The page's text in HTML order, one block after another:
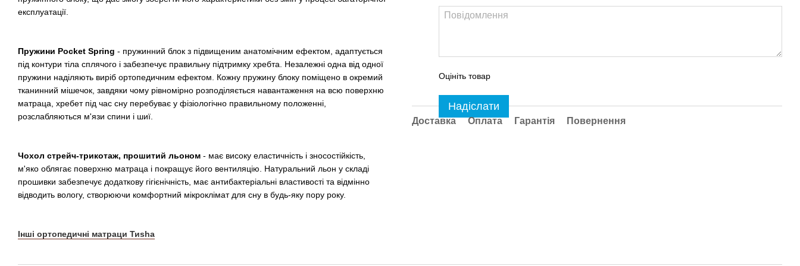
експлуатації.
Пружини Pocket Spring - пружинний блок з підвищеним анатомічним ефектом, адаптується
під контури тіла сплячого і забезпечує правильну підтримку хребта. Незалежні одна від одної
пружини наділяють виріб ортопедичним ефектом. Кожну пружину блоку поміщено в окремий
тканинний мішечок, завдяки чому рівномірно розподіляється навантаження на всю поверхню
матраца, хребет під час сну перебуває у фізіологічно правильному положенні,
розслабляються м'язи спини і шиї.
Чохол стрейч-трикотаж, прошитий льоном - має високу еластичність і зносостійкість,
м'яко облягає поверхню матраца і покращує його вентиляцію. Натуральний льон у складі
прошивки забезпечує додаткову гігієнічність, має антибактеріальні властивості та відмінно
відводить вологу, створюючи комфортний мікроклімат для сну в будь-яку пору року.
Інші ортопедичні матраци Тиshа
Оцініть товар
Надіслати
Доставка Оплата Гарантія Повернення